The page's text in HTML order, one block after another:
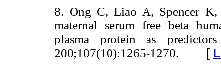
8. Ong C, Liao A, Spencer
maternal serum free beta
plasma protein as
200;107(10):1265-1270. [